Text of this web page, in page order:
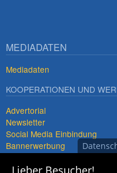
MEDIADATEN
Mediadaten
KOOPERATIONEN UND
Advertorial
Newsletter
Social Media Einbindung
Bannerwerbung
Premiumdestinationen
Lieber Besucher!